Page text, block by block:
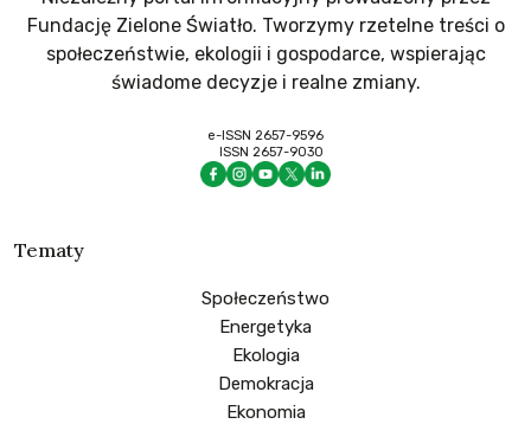
Fundację Zielone Światło. Tworzymy rzetelne treści o
społeczeństwie, ekologii i gospodarce, wspierając
świadome decyzje i realne zmiany.
e-ISSN 2657-9596
ISSN 2657-9030
Tematy
Społeczeństwo
Energetyka
Ekologia
Demokracja
Ekonomia